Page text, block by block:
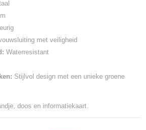
met veiligheid
Waterresistant
Stijlvol design met een unieke groene
doos en informatiekaart.